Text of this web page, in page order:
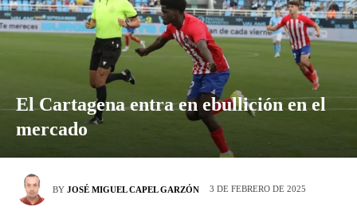
El Cartagena entra en ebullición en el
mercado
BY JOSÉ MIGUEL CAPEL GARZÓN 3 DE FEBRERO DE 2025